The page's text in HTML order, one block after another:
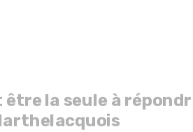
être la seule à